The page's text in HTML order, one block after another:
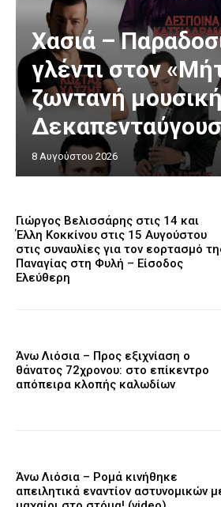
Χασιά –
γλέντι στον
ζωντανή
8 Αυγούστου 2026
Γιώργος Βελισσάρης στις 14 και
Έλλη Κοκκίνου στις 15 Αυγούστου
στις συναυλίες για τον εορτασμό
Παναγίας στη Φυλή – Είσοδος
Ελεύθερη
Άνω Λιόσια – Προς εξιχνίαση ο
θάνατος 72χρονου: στο επίκεντρο
απόπειρα κλοπής καλωδίων
Άνω Λιόσια – Ρομά κινήθηκε
απειλητικά εναντίον αστυνομικών